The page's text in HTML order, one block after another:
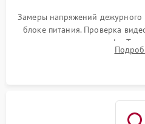
Замеры напряжений
блоке питания. Проверка
помощью осциллографа.
светодиодных планок